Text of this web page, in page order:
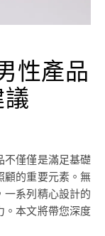
性產品
顧的重要元素。無
一系列精心設計的
。本文將帶您深度